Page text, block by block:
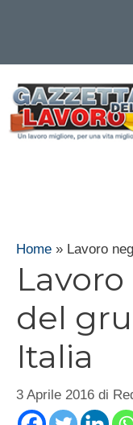
contenuto
Home » Lavoro
del
Italia
3 Aprile 2016 di